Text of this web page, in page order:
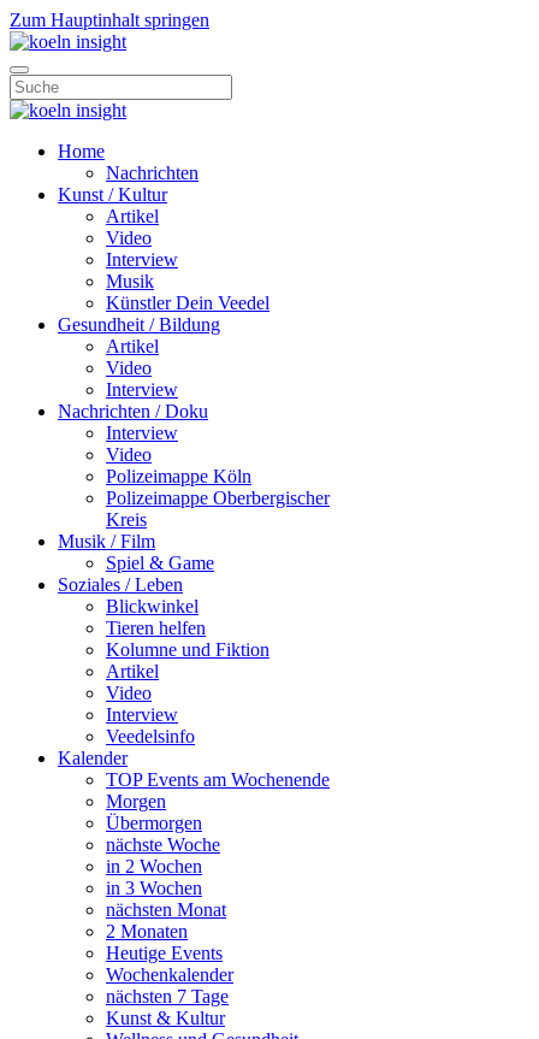
Zum Hauptinhalt springen
Home
Nachrichten
Kunst / Kultur
Artikel
Video
Interview
Musik
Künstler Dein Veedel
Gesundheit / Bildung
Artikel
Video
Interview
Nachrichten / Doku
Interview
Video
Polizeimappe Köln
Polizeimappe Oberbergischer
Kreis
Musik / Film
Spiel & Game
Soziales / Leben
Blickwinkel
Tieren helfen
Kolumne und Fiktion
Artikel
Video
Interview
Veedelsinfo
Kalender
TOP Events am Wochenende
Morgen
Übermorgen
nächste Woche
in 2 Wochen
in 3 Wochen
nächsten Monat
2 Monaten
Heutige Events
Wochenkalender
nächsten 7 Tage
Kunst & Kultur